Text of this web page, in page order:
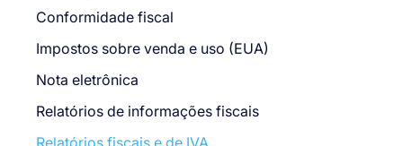
Conformidade fiscal
Impostos sobre venda e uso (EUA)
Nota eletrônica
Relatórios de informações fiscais
Relatórios fiscais e de IVA